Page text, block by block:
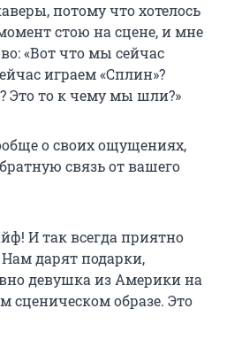
потому что хотелось
стою на сцене, и мне
«Вот что мы сейчас
играем «Сплин»?
Это то к чему мы шли?»
о своих ощущениях,
связь от вашего
И так всегда приятно
дарят подарки,
девушка из Америки на
сценическом образе. Это